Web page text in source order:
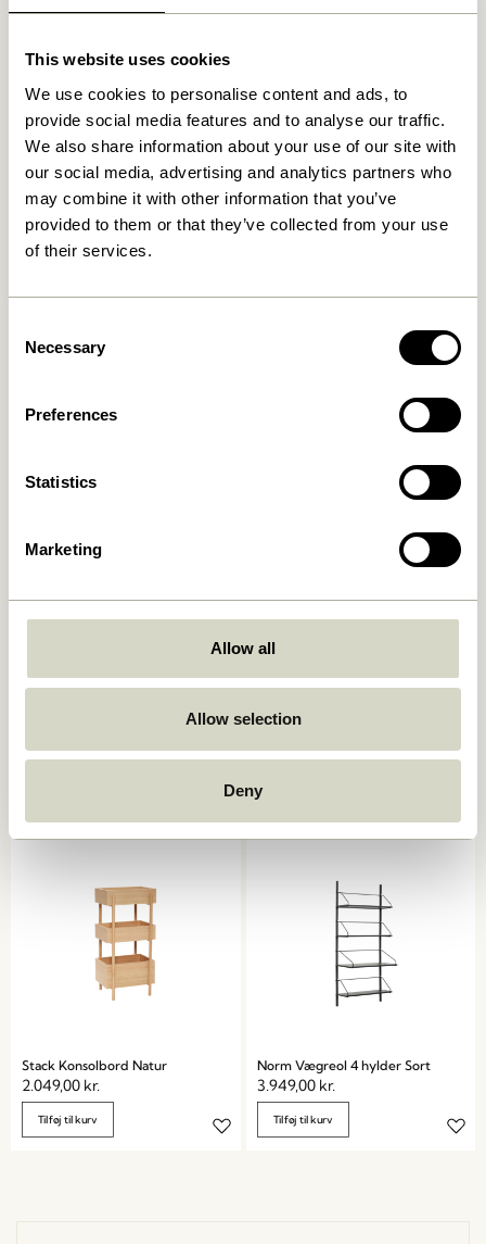
This website uses cookies
We use cookies to personalise content and ads, to
provide social media features and to analyse our traffic.
We also share information about your use of our site with
our social media, advertising and analytics partners who
may combine it with other information that you’ve
provided to them or that they’ve collected from your use
of their services.
Selection
Necessary
Preferences
Statistics
Marketing
Allow all
Allow selection
Deny
Relaterede varer
3.499,00kr.
5.499,00kr.
Solution Sidebord Natur
Stack Konsolbord Natur
2.049,00 kr.
Tilføj til kurv
Norm Vægreol 4 hylder Sort
3.949,00 kr.
Tilføj til kurv